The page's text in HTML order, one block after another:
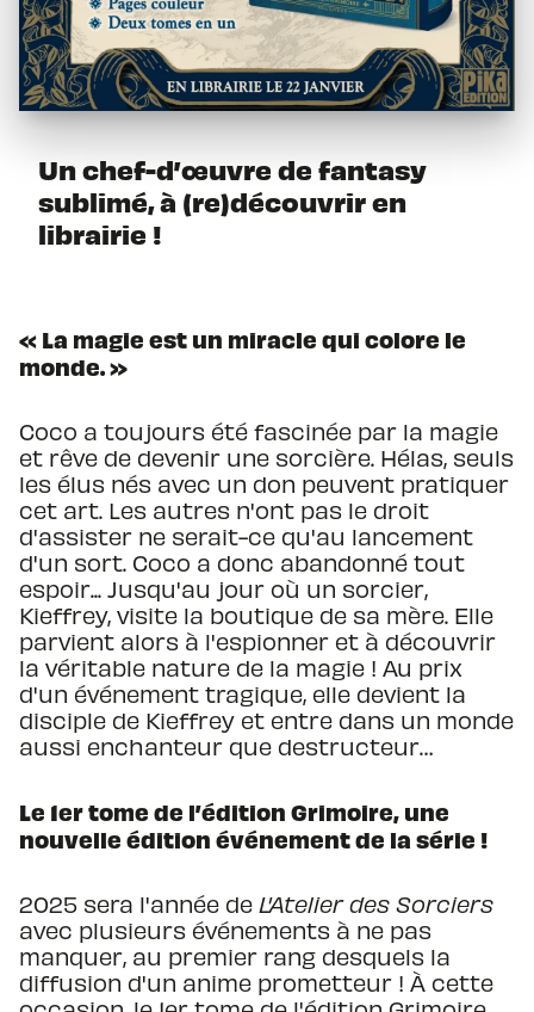
Un chef-d’œuvre de fantasy
sublimé, à (re)découvrir en
librairie !
« La magie est un miracle qui colore le
monde. »
Coco a toujours été fascinée par la magie
et rêve de devenir une sorcière. Hélas, seuls
les élus nés avec un don peuvent pratiquer
cet art. Les autres n'ont pas le droit
d'assister ne serait-ce qu'au lancement
d'un sort. Coco a donc abandonné tout
espoir... Jusqu'au jour où un sorcier,
Kieffrey, visite la boutique de sa mère. Elle
parvient alors à l'espionner et à découvrir
la véritable nature de la magie ! Au prix
d'un événement tragique, elle devient la
disciple de Kieffrey et entre dans un monde
aussi enchanteur que destructeur…
Le 1er tome de l’édition Grimoire, une
nouvelle édition événement de la série !
2025 sera l'année de L'Atelier des Sorciers
avec plusieurs événements à ne pas
manquer, au premier rang desquels la
diffusion d'un anime prometteur ! À cette